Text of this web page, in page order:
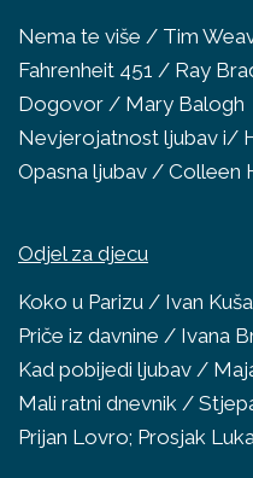
Nema te više / Tim
Fahrenheit 451 / Ray
Dogovor / Mary Balogh
Nevjerojatnost ljubav i/
Opasna ljubav / Colleen
Odjel za djecu
Koko u Parizu / Ivan
Priče iz davnine / Ivana
Kad pobijedi ljubav /
Mali ratni dnevnik /
Prijan Lovro; Prosjak